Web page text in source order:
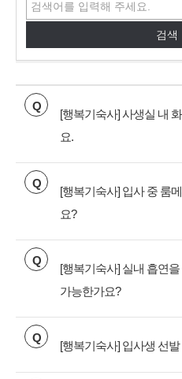
Q
[행복기숙사] 사생실 내
요.
Q
[행복기숙사] 입사 중 룸
요?
Q
[행복기숙사] 실내 흡연
가능한가요?
Q
[행복기숙사] 입사생 선